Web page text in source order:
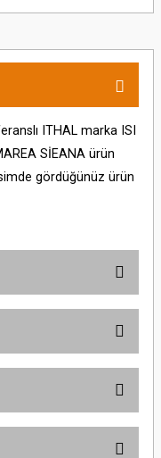
ITHAL marka ISI
SİEANA ürün
gördüğünüz ürün
kullanarak tarafımıza